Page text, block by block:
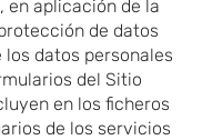
en aplicación de la
de datos
datos personales
del Sitio
en los ficheros
de los servicios